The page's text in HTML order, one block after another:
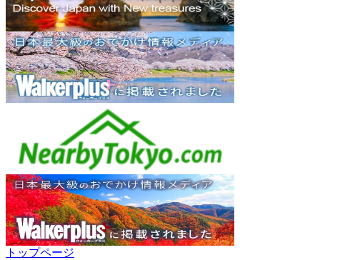
トップページ